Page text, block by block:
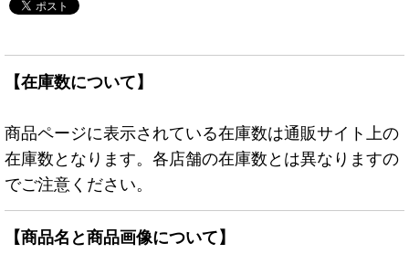
【在庫数について】
商品ページに表示されている在庫数は通販サイト上の
在庫数となります。各店舗の在庫数とは異なりますの
でご注意ください。
【商品名と商品画像について】